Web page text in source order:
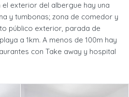
el exterior del albergue hay una
y tumbonas; zona de comedor y
público exterior, parada de
a 1km. A menos de 100m hay
con Take away y hospital